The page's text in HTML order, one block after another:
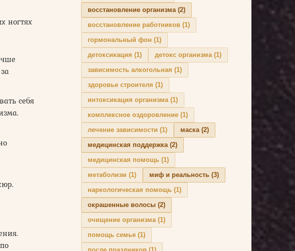
ногтях
себя
восстановление организма(2)
восстановление работников (1)
гормональный фон (1)
детоксикация (1) детокс организма(1)
зависимость алкогольная (1)
здоровье строителя (1)
интоксикация организма(1)
комплексное оздоровление (1)
лечение зависимости (1) маска(2)
медицинская поддержка(2)
медицинская помощь (1)
метаболизм (1) миф и реальность (3)
наркологическая помощь (1)
окрашенные волосы (2)
очищение организма(1)
помощь семье (1)